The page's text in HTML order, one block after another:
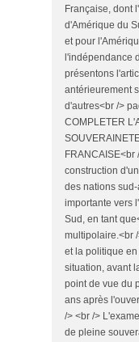
Française, dont
d'Amérique du
et pour
l'indépendance
présentons
antérieurement
d'autres<br />
COMPLETER
construction
des nations
importante vers
Sud, en tant
multipolaire.<br
et la politique
situation, avant
point de vue du
ans après
/> <br />
de pleine